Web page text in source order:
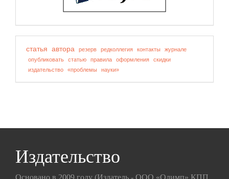
статья автора резерв редколлегия контакты
журнале
опубликовать
статью правила оформления
скидки
издательство
«проблемы науки»
Издательство
Основано в 2009 году (Издатель - ООО «Олимп» КПП